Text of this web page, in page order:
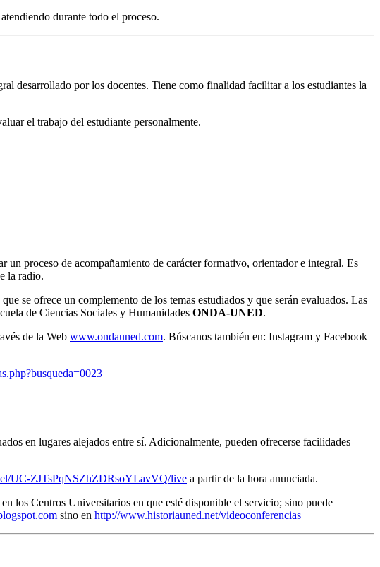
durante todo el proceso.
desarrollado por los docentes. Tiene como finalidad facilitar a los estudiantes la
el trabajo del estudiante personalmente.
un proceso de acompañamiento de carácter formativo, orientador e integral. Es
la radio.
se ofrece un complemento de los temas estudiados y que serán evaluados. Las
de Ciencias Sociales y Humanidades ONDA-UNED.
de la Web www.ondauned.com. Búscanos también en: Instagram y Facebook
en lugares alejados entre sí. Adicionalmente, pueden ofrecerse facilidades
UC-ZJTsPqNSZhZDRsoYLavVQ/live a partir de la hora anunciada.
los Centros Universitarios en que esté disponible el servicio; sino puede
sino en http://www.historiauned.net/videoconferencias